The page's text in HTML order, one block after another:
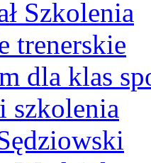
Szkolenia
trenerskie
dla klas
szkolenia